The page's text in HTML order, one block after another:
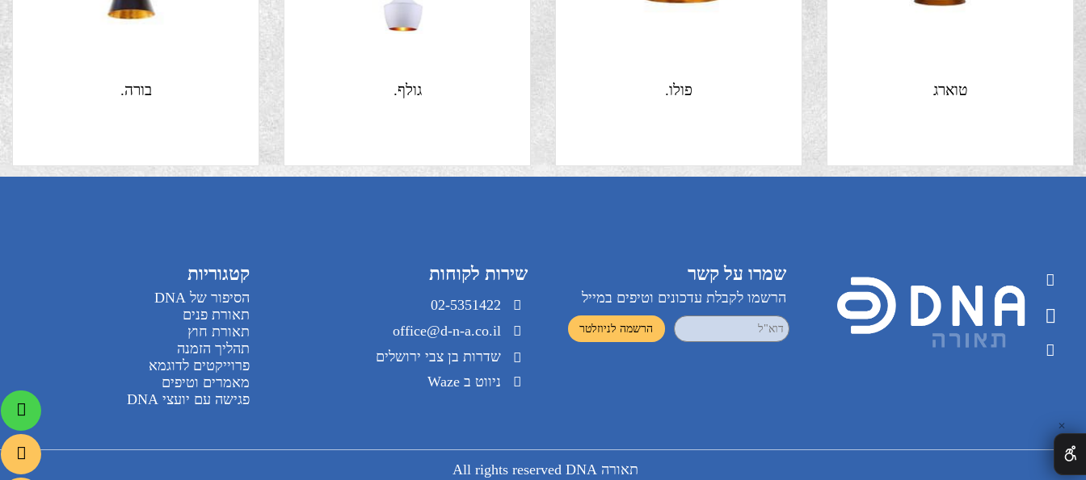
שמרו על קשר שירות לקוחות
02-5351422
office@d-n-a.co.il
קטגוריות
הסיפור של DNA
תאורת פנים
תאורת חוץ
תהליך הזמנה
פגישה עם יועצי DNA